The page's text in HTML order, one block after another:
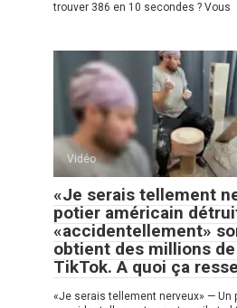
trouver 386 en 10 secondes ? Vous
Vidéo
«Je serais tellement
potier américain
«accidentellement»
obtient des millions
TikTok. A quoi ça
«Je serais tellement nerveux» — Un